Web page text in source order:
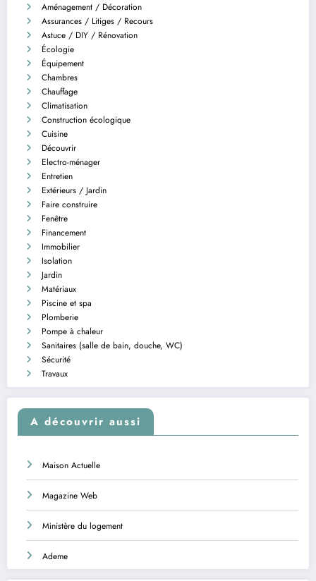
Aménagement / Décoration
Assurances / Litiges / Recours
Astuce / DIY / Rénovation
Écologie
Équipement
Chambres
Chauffage
Climatisation
Construction écologique
Cuisine
Découvrir
Electro-ménager
Entretien
Extérieurs / Jardin
Faire construire
Fenêtre
Financement
Immobilier
Isolation
Jardin
Matériaux
Piscine et spa
Plomberie
Pompe à chaleur
Sanitaires (salle de bain, douche, WC)
Sécurité
Travaux
A découvrir aussi
Maison Actuelle
Magazine Web
Ministère du logement
Ademe